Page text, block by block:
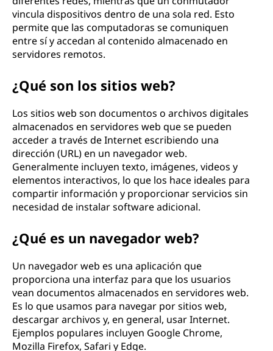
vincula dispositivos dentro de una sola red. Esto
permite que las computadoras se comuniquen
entre sí y accedan al contenido almacenado en
servidores remotos.
¿Qué son los sitios web?
Los sitios web son documentos o archivos digitales
almacenados en servidores web que se pueden
acceder a través de Internet escribiendo una
dirección (URL) en un navegador web.
Generalmente incluyen texto, imágenes, videos y
elementos interactivos, lo que los hace ideales para
compartir información y proporcionar servicios sin
necesidad de instalar software adicional.
¿Qué es un navegador web?
Un navegador web es una aplicación que
proporciona una interfaz para que los usuarios
vean documentos almacenados en servidores web.
Es lo que usamos para navegar por sitios web,
descargar archivos y, en general, usar Internet.
Ejemplos populares incluyen Google Chrome,
Mozilla Firefox, Safari y Edge.